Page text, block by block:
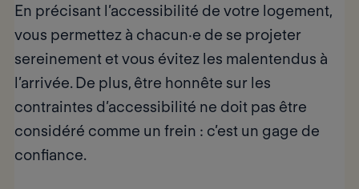
En précisant l’accessibilité de votre logement,
vous permettez à chacun·e de se projeter
sereinement et vous évitez les malentendus à
l’arrivée. De plus, être honnête sur les
contraintes d’accessibilité ne doit pas être
considéré comme un frein : c’est un gage de
confiance.